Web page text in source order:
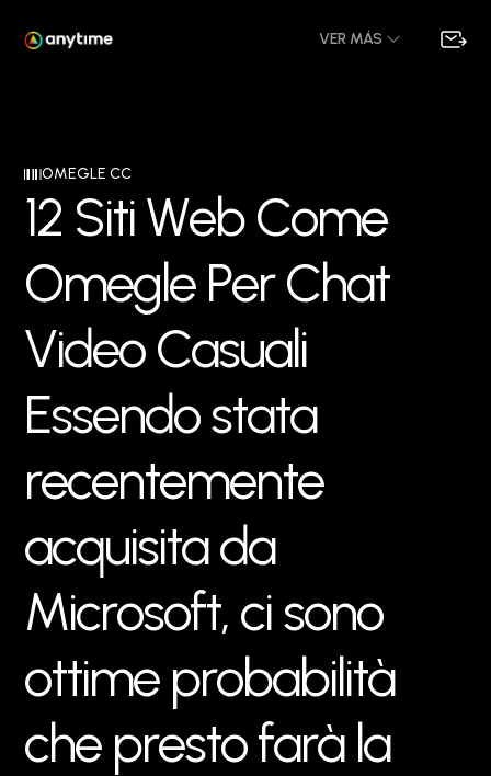
VER MÁS
OMEGLE CC
12 SitiWeb Come
Omegle Per Chat
Video Casuali
Essendostata
recentemente
acquisitada
Microsoft, cisono
ottime probabilità
che prestofarà la